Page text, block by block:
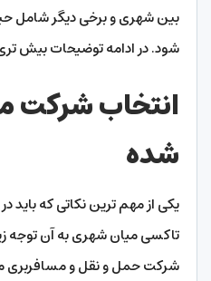
بین شهری و برخی دیگر شامل
شود. در ادامه توضیحات بیش تری
انتخاب شرکت
شده
یکی از مهم ترین نکاتی که باید
تاکسی میان شهری به آن توجه
شرکت حمل و نقل و مسافربری